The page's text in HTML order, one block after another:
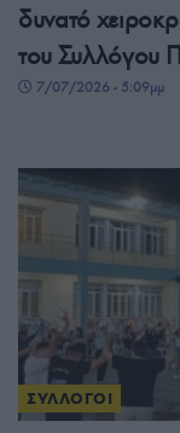
δυνατό
του Συλλόγου
7/07/2026 - 5:09μμ
ΣΥΛΛΟΓΟΙ